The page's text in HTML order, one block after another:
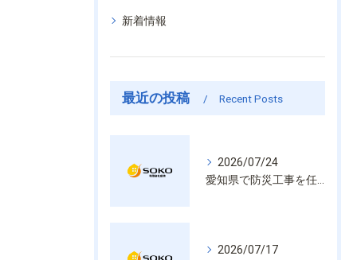
新着情報
最近の投稿 Recent Posts
2026/07/24
2026/07/17